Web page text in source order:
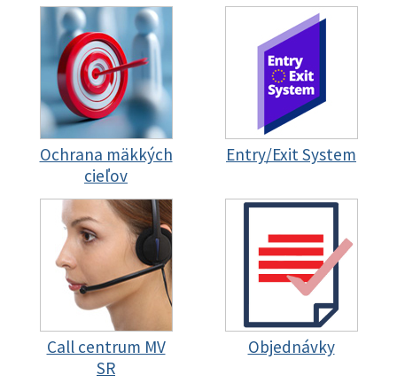
Ochrana mäkkých
cieľov
Entry/Exit System
Call centrum MV
SR
Objednávky